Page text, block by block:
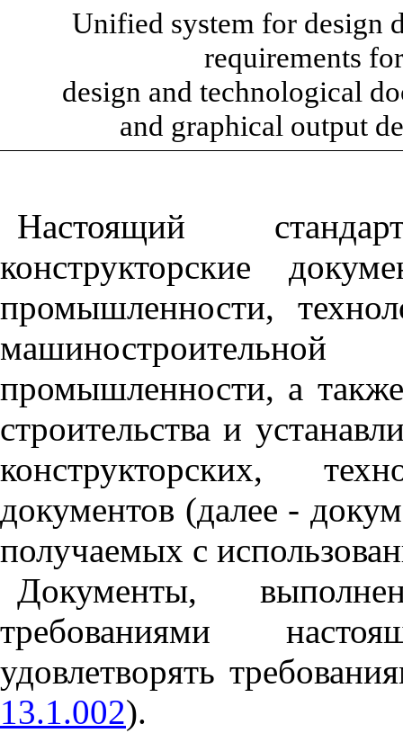
Unified system for design
requirements
design and technological
and graphical output
Настоящий
конструкторские
промышленности,
промышленности, а
строительства и
конструкторских,
документов (далее -
получаемых с
Документы,
требованиями
удовлетворять
13.1.002).